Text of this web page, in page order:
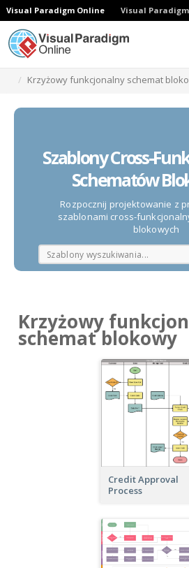
Visual Paradigm Online Visual
Krzyżowy funkcjonalny schemat
Szablony Cross-
Schematów
Rozpocznij projektowanie z
szablonami cross-
blokowych
Krzyżowy
schemat blokowy
Credit Approval
Process